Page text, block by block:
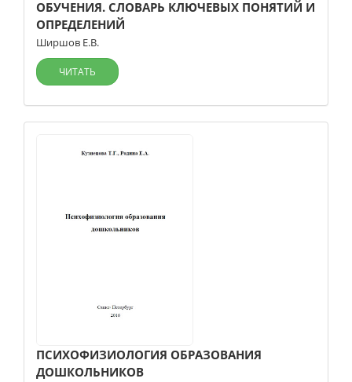
ОБУЧЕНИЯ. СЛОВАРЬ КЛЮЧЕВЫХ ПОНЯТИЙ И
ОПРЕДЕЛЕНИЙ
Ширшов Е.В.
ЧИТАТЬ
ПСИХОФИЗИОЛОГИЯ ОБРАЗОВАНИЯ
ДОШКОЛЬНИКОВ